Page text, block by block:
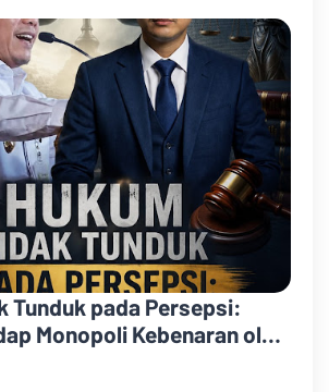
Tunduk pada Persepsi:
Monopoli Kebenaran oleh